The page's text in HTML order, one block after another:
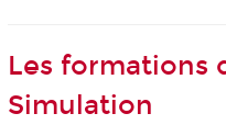
Les formations
Simulation